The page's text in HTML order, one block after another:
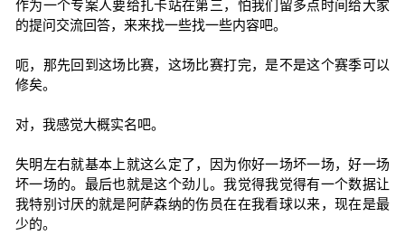
作为一个专案人要给扎卡站在第三，怕我们留多点时间给大家
的提问交流回答，来来找一些找一些内容吧。
呃，那先回到这场比赛，这场比赛打完，是不是这个赛季可以
修矣。
对，我感觉大概实名吧。
失明左右就基本上就这么定了，因为你好一场坏一场，好一场
坏一场的。最后也就是这个劲儿。我觉得我觉得有一个数据让
我特别讨厌的就是阿萨森纳的伤员在在我看球以来，现在是最
少的。